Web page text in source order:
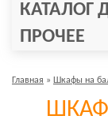
КАТАЛОГ
ПРОЧЕЕ
Главная » Шкафы на